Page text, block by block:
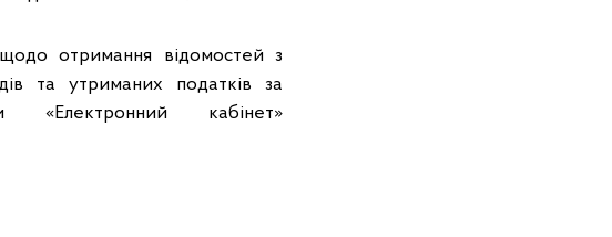
отримання відомостей з
та утриманих податків за
«Електронний кабінет»